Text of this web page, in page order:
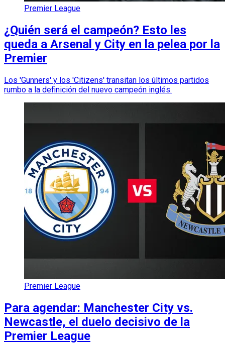
Premier League
¿Quién será el campeón? Esto les
queda a Arsenal y City en la pelea por la
Premier
Los 'Gunners' y los 'Citizens' transitan los últimos partidos
rumbo a la definición del nuevo campeón inglés.
Premier League
Para agendar: Manchester City vs.
Newcastle, el duelo decisivo de la
Premier League